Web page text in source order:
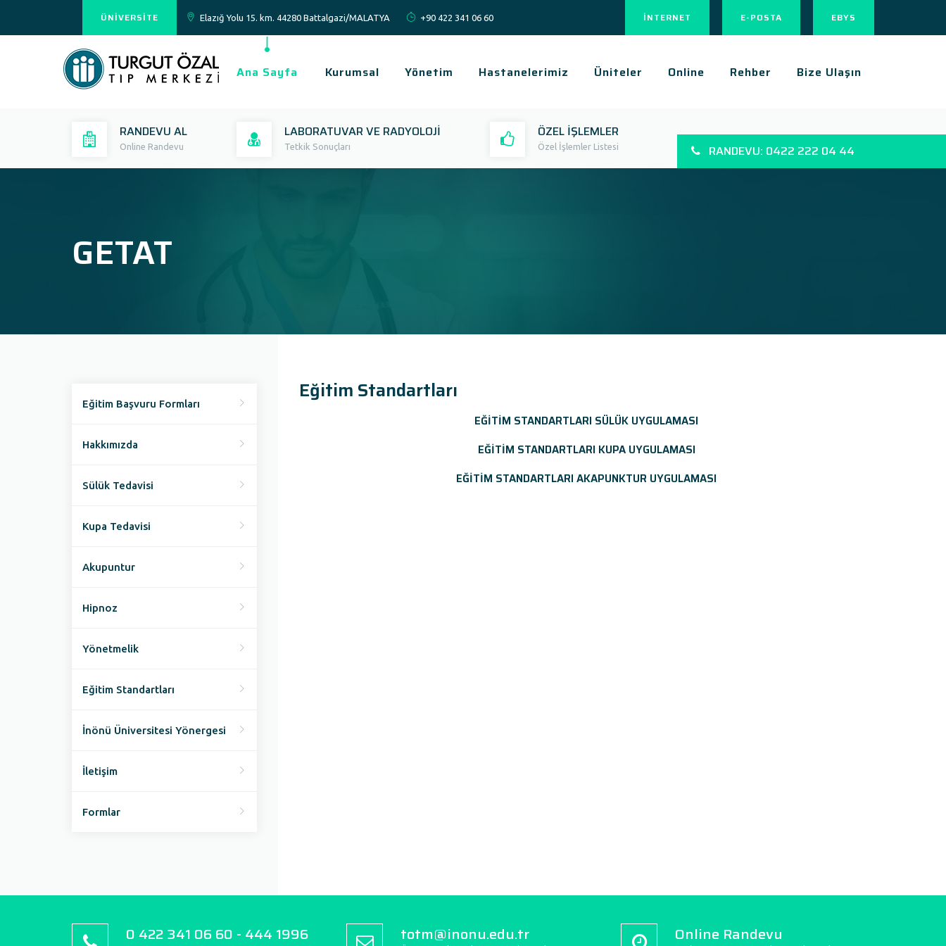
ÜNİVERSİTE Elazığ Yolu 15. km. 44280 Battalgazi/MALATYA +90 422 341 06 60 İNTERNET E-POSTA EBYS
Ana Sayfa Kurumsal Yönetim Hastanelerimiz Üniteler Online Rehber Bize Ulaşın
RANDEVU AL
Online Randevu
LABORATUVAR VE RADYOLOJİ
Tetkik Sonuçları
ÖZEL İŞLEMLER
Özel İşlemler Listesi RANDEVU: 0422 222 04 44
GETAT
Eğitim Başvuru Formları
Hakkımızda
Sülük Tedavisi
Kupa Tedavisi
Akupuntur
Hipnoz
Yönetmelik
Eğitim Standartları
İnönü Üniversitesi Yönergesi
İletişim
Formlar
Eğitim Standartları
EĞİTİM STANDARTLARI SÜLÜK UYGULAMASI
EĞİTİM STANDARTLARI KUPA UYGULAMASI
EĞİTİM STANDARTLARI AKAPUNKTUR UYGULAMASI
0 422 341 06 60 - 444 1996 totm@inonu.edu.tr Online Randevu